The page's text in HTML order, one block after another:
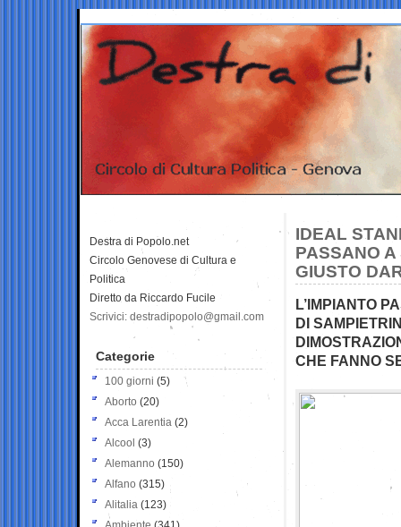
IDEAL
PASSANO A
GIUSTO
L’IMPIANTO
DI
CHE FANNO
Destra di Popolo.net
Circolo Genovese di Cultura e
Politica
Diretto da Riccardo Fucile
Scrivici: destradipopolo@gmail.com
Categorie
100 giorni (5)
Aborto (20)
Acca Larentia (2)
Alcool (3)
Alemanno (150)
Alfano (315)
Alitalia (123)